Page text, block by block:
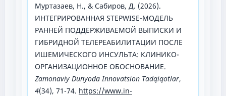
Муртазаев, Н., & Сабиров, Д. (2026).
ИНТЕГРИРОВАННАЯ STEPWISE-МОДЕЛЬ
РАННЕЙ ПОДДЕРЖИВАЕМОЙ ВЫПИСКИ И
ГИБРИДНОЙ ТЕЛЕРЕАБИЛИТАЦИИ ПОСЛЕ
ИШЕМИЧЕСКОГО ИНСУЛЬТА: КЛИНИКО-
ОРГАНИЗАЦИОННОЕ ОБОСНОВАНИЕ.
Zamonaviy Dunyoda Innovatsion Tadqiqotlar,
4(34), 71-74. https://www.in-